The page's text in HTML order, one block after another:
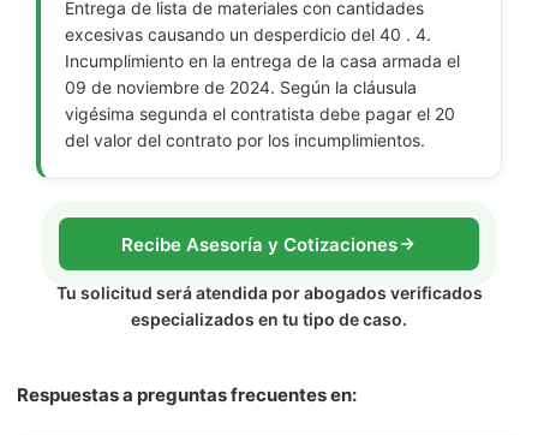
Entrega de lista de materiales con cantidades
excesivas causando un desperdicio del 40 . 4.
Incumplimiento en la entrega de la casa armada el
09 de noviembre de 2024. Según la cláusula
vigésima segunda el contratista debe pagar el 20
del valor del contrato por los incumplimientos.
Recibe Asesoría y Cotizaciones
Tu solicitud será atendida por abogados verificados
especializados en tu tipo de caso.
Respuestas a preguntas frecuentes en: